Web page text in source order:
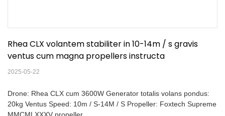
Rhea CLX volantem stabiliter in 10-14m / s gravis
ventus cum magna propellers instructa
2025-05-22
Drone: Rhea CLX cum 3600W Generator totalis volans pondus:
20kg Ventus Speed: 10m / S-14M / S Propeller: Foxtech Supreme